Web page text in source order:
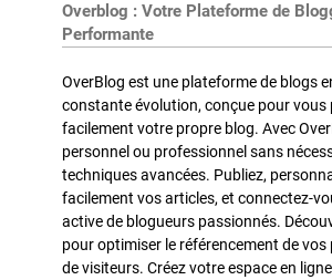
Overblog : Votre Plateforme de
Performante
OverBlog est une plateforme de blogs
constante évolution, conçue pour vous
facilement votre propre blog. Avec
personnel ou professionnel sans
techniques avancées. Publiez,
facilement vos articles, et connectez-
active de blogueurs passionnés.
pour optimiser le référencement de
de visiteurs. Créez votre espace en